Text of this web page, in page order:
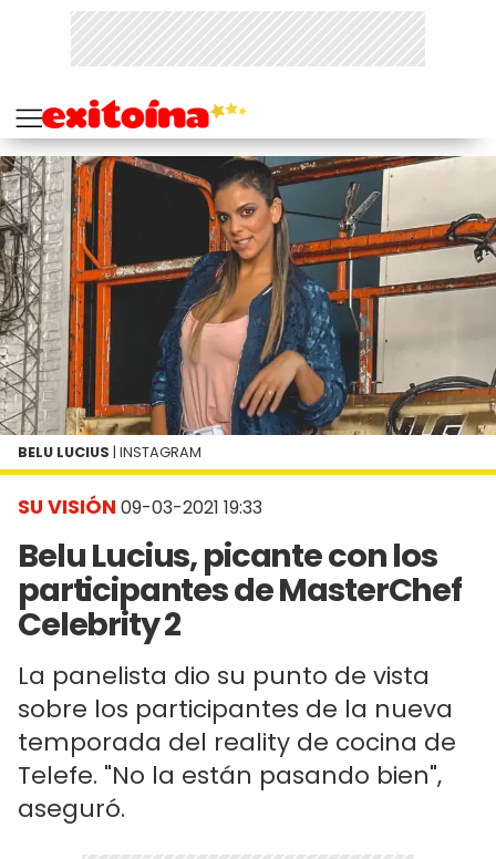
SU VISIÓN 09-03-2021 19:33
Belu Lucius, picante con los
participantes de MasterChef
Celebrity 2
La panelista dio su punto de vista
sobre los participantes de la nueva
temporada del reality de cocina de
Telefe. "No la están pasando bien",
aseguró.
BELU LUCIUS | INSTAGRAM